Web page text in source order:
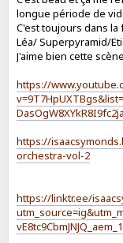
longue période de
C'est toujours dans
Léa/ Superpyramid/
J'aime bien cette
https://
https://
orchestra-vol-2
https://linktr.ee/